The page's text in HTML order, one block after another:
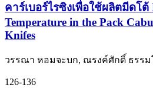
คาร์เบอร์ไรซิงเพื่อใช้ผลิตมีดโต้
Temperature in the Pack
Knifes
วรรณา หอมจะบก, ณรงค์ศักดิ์ ธรร
126-136